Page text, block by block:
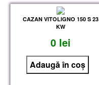
CAZAN VITOLIGNO 150 S 23
KW
0 lei